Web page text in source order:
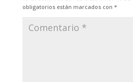
obligatorios están marcados con *